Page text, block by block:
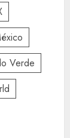
Verde